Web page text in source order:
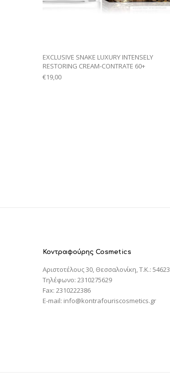
EXCLUSIVE SNAKE LUXURY INTENSELY
RESTORING CREAM-CONTRATE 60+
€19,00
Κοντραφούρης Cosmetics
Αριστοτέλους 30, Θεσσαλονίκη, T.K.: 54623
Τηλέφωνο: 2310275629
Fax: 2310222386
E-mail: info@kontrafouriscosmetics.gr